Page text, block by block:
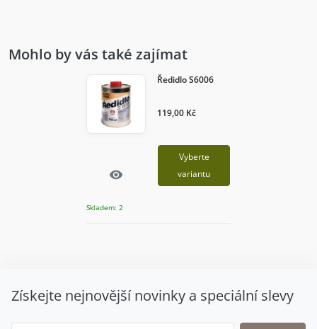
Mohlo by vás také zajímat
visibility Rychlý náhled
Ředidlo S6006
119,00 Kč
Vyberte
variantu
Skladem: 2
Získejte nejnovější novinky a speciální slevy